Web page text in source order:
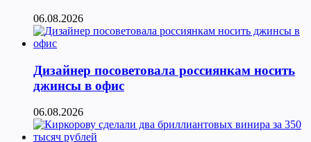
06.08.2026
Дизайнер посоветовала россиянкам носить
джинсы в офис
06.08.2026